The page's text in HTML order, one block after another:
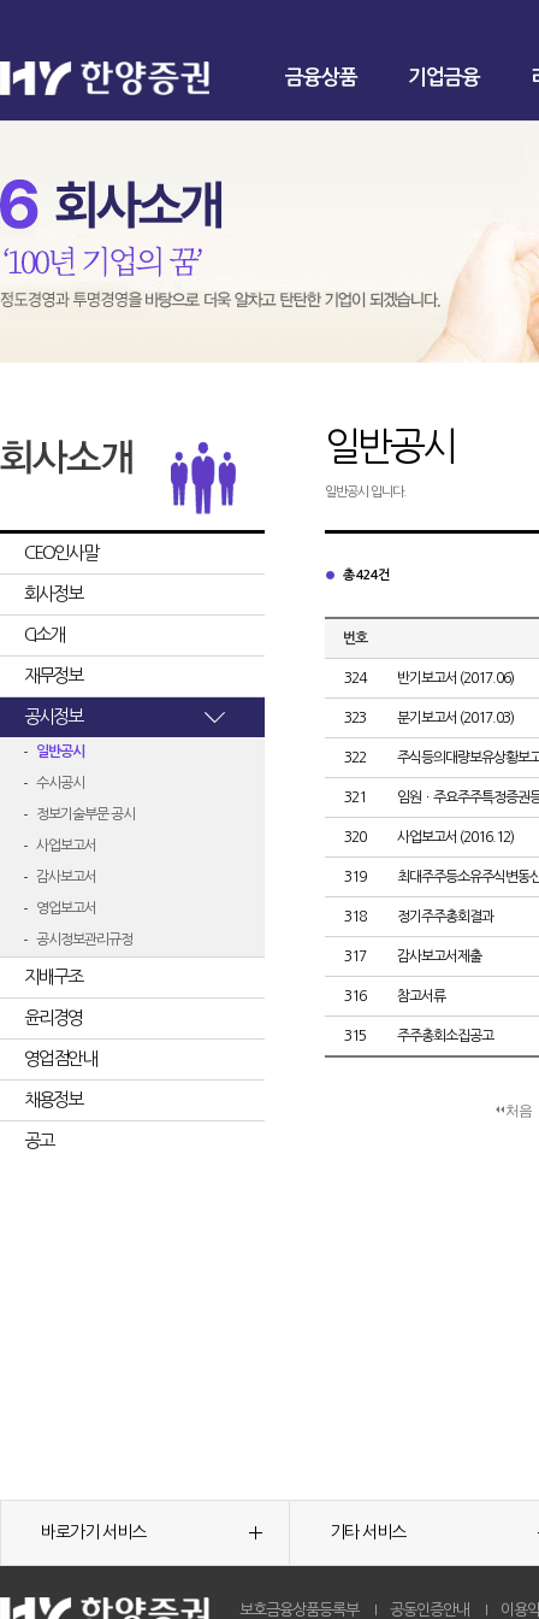
금융상품 기업금융
CEO인사말
회사정보
CI소개
재무정보
공시정보
일반공시
수시공시
정보기술부문 공시
사업보고서
감사보고서
영업보고서
공시정보관리규정
지배구조
윤리경영
영업점안내
채용정보
공고
일반공시
일반공시 입니다.
총 424건
번호
324 반기보고서 (2017.06)
323 분기보고서 (2017.03)
322 주식등의대량보유상황보
321 임원ㆍ주요주주특정증권
320 사업보고서 (2016.12)
319 최대주주등소유주식변동
318 정기주주총회결과
317 감사보고서제출
316 참고서류
315 주주총회소집공고
처음
바로가기 서비스 기타 서비스
보호금융상품등록부 공동인증안내 이용